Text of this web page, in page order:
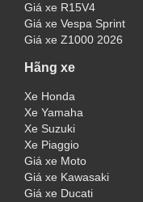
Giá xe R15V4
Giá xe Vespa Sprint
Giá xe Z1000 2026
Hãng xe
Xe Honda
Xe Yamaha
Xe Suzuki
Xe Piaggio
Giá xe Moto
Giá xe Kawasaki
Giá xe Ducati